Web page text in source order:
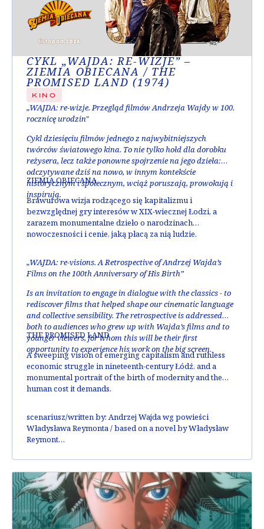
CYKL „WAJDA: RE-WIZJE” –
ZIEMIA OBIECANA / THE
PROMISED LAND (1974)
KINO
„WAJDA: re-wizje. Przegląd filmów Andrzeja Wajdy w 100.
rocznicę urodzin"
Cykl dziesięciu filmów jednego z najwybitniejszych
twórców światowego kina. To nie tylko hołd dla dorobku
reżysera, lecz także ponowne spojrzenie na jego dzieła:
odczytywane dziś na nowo, w innym kontekście
historycznym i społecznym, wciąż poruszają, prowokują i
inspirują.
ZIEMIA OBIECANA
Brawurowa wizja rodzącego się kapitalizmu i
bezwzględnej gry interesów w XIX-wiecznej Łodzi, a
zarazem monumentalne dzieło o narodzinach
nowoczesności i cenie, jaką płacą za nią ludzie.
„WAJDA: re-visions. A Retrospective of Andrzej Wajda’s
Films on the 100th Anniversary of His Birth”
Is an invitation to engage in dialogue with the classics - to
rediscover films that helped shape our cinematic language
and collective sensibility. The retrospective is addressed
both to audiences who grew up with Wajda’s films and to
younger viewers, for whom this will be their first
opportunity to experience his work on the big screen.
THE PROMISED LAND
A sweeping vision of emerging capitalism and ruthless
economic struggle in nineteenth-century Łódź, and a
monumental portrait of the birth of modernity and the
human cost it demands.
scenariusz/written by: Andrzej Wajda wg powieści
Władysława Reymonta / based on a novel by Władysław
Reymont
Wacław Dybowski,
muzyka/music:Wojciech Kilar,
obsada/cast:
Daniel Olbrychski, Wojciech Pszoniak,
Andrzej Seweryn, Anna Nehrebecka, Kalina Jędrusik
nagrody/awards:Złote Lwy / Golden Lions na FPFF w
Gdańsku, Grand Prix na MFF w Moskwie, Valladolid i